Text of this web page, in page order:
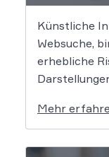
Künstliche
Websuche,
erhebliche
rechtliche
falsche
Mehr